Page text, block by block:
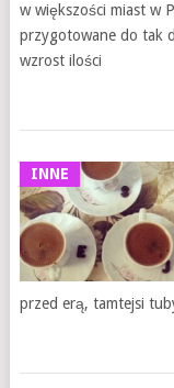
w większości miast w
przygotowane do tak
wzrost ilości
INNE
przed erą, tamtejsi